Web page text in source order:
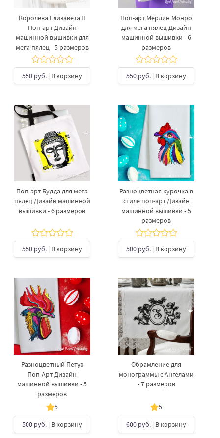
Королева Елизавета II
Поп-арт Дизайн
машинной вышивки для
мега пялец - 5 размеров
550 руб. | В корзину
Поп-арт Мерлин Монро
для мега пялец Дизайн
машинной вышивки - 6
размеров
550 руб. | В корзину
Поп-арт Будда для мега
пялец Дизайн машинной
вышивки - 6 размеров
550 руб. | В корзину
Разноцветная курочка в
стиле поп-арт Дизайн
машинной вышивки - 5
размеров
500 руб. | В корзину
Разноцветный Петух
Поп-Арт Дизайн
машинной вышивки - 5
размеров
5
500 руб. | В корзину
Обрамление для
монограммы с Ангелами
- 7 размеров
5
600 руб. | В корзину